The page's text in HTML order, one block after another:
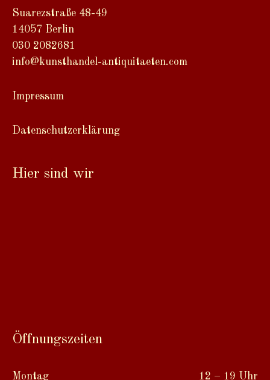
n
a
t
i
:
Suarezstraße 48-49
14057 Berlin
030 2082681
info@kunsthandel-antiquitaeten.com
Impressum
Datenschutzerklärung
Hier sind wir
Öffnungszeiten
Montag 12 – 19 Uhr